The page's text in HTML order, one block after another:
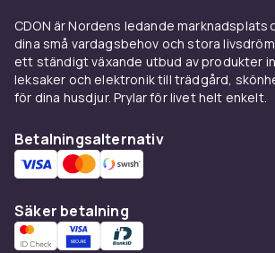
Detta är en importfilm. De har
text
Filminfo:
Version:: Blu-Ray (import)
Språk : English
Distributor: BBC
Inspelningsår: 2005
Längd
: 0h 45m
Cast
: Jodie Whittaker, Peter Capaldi,
CDON är Nordens ledande marknadsplats
dina små vardagsbehov och stora
ett ständigt växande utbud av produkter
leksaker och elektronik till trädgård,
för dina husdjur. Prylar för livet helt enkelt.
Betalningsalternativ
Säker betalning